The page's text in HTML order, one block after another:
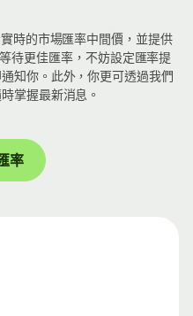
時的市場匯率中間價，並提供
待更佳匯率，不妨設定匯率提
知你。此外，你更可透過我們
掌握最新消息。
率